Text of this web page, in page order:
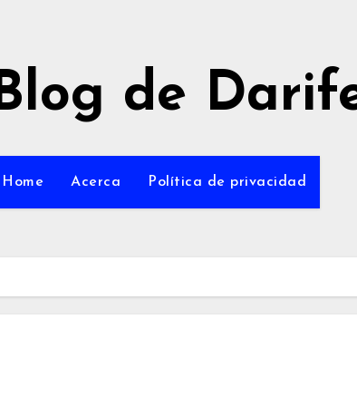
de
Home Acerca Política de privacidad